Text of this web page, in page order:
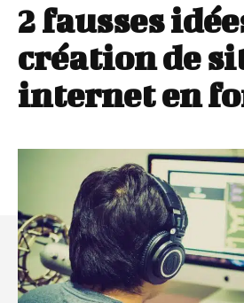
2 fausses
création de
internet en